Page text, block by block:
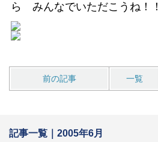
ら みんなでいただこうね！！
前の記事 一覧
記事一覧｜2005年6月